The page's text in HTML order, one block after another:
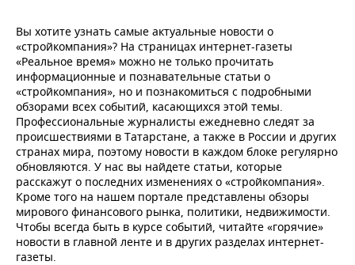
Вы хотите узнать самые актуальные новости о
«стройкомпания»? На страницах интернет-газеты
«Реальное время» можно не только прочитать
информационные и познавательные статьи о
«стройкомпания», но и познакомиться с подробными
обзорами всех событий, касающихся этой темы.
Профессиональные журналисты ежедневно следят за
происшествиями в Татарстане, а также в России и других
странах мира, поэтому новости в каждом блоке регулярно
обновляются. У нас вы найдете статьи, которые
расскажут о последних изменениях о «стройкомпания».
Кроме того на нашем портале представлены обзоры
мирового финансового рынка, политики, недвижимости.
Чтобы всегда быть в курсе событий, читайте «горячие»
новости в главной ленте и в других разделах интернет-
газеты.